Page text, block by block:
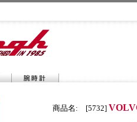
商品名: [5732]